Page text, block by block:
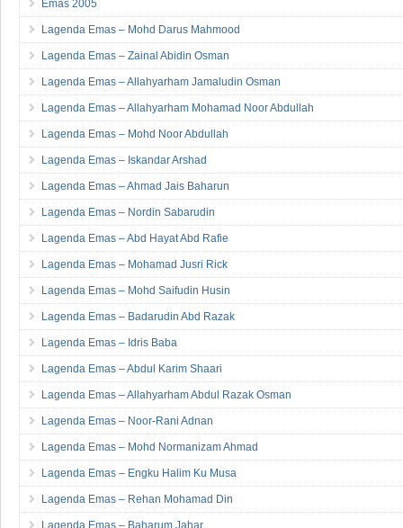
Emas 2005
Lagenda Emas – Mohd Darus Mahmood
Lagenda Emas – Zainal Abidin Osman
Lagenda Emas – Allahyarham Jamaludin Osman
Lagenda Emas – Allahyarham Mohamad Noor Abdullah
Lagenda Emas – Mohd Noor Abdullah
Lagenda Emas – Iskandar Arshad
Lagenda Emas – Ahmad Jais Baharun
Lagenda Emas – Nordin Sabarudin
Lagenda Emas – Abd Hayat Abd Rafie
Lagenda Emas – Mohamad Jusri Rick
Lagenda Emas – Mohd Saifudin Husin
Lagenda Emas – Badarudin Abd Razak
Lagenda Emas – Idris Baba
Lagenda Emas – Abdul Karim Shaari
Lagenda Emas – Allahyarham Abdul Razak Osman
Lagenda Emas – Noor-Rani Adnan
Lagenda Emas – Mohd Normanizam Ahmad
Lagenda Emas – Engku Halim Ku Musa
Lagenda Emas – Rehan Mohamad Din